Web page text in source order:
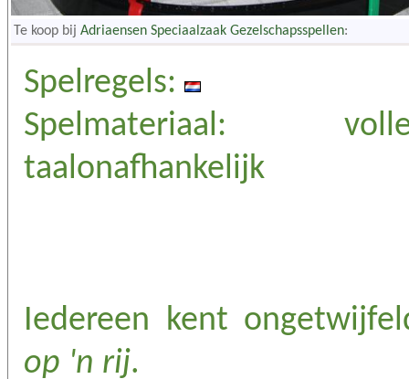
Te koop bij Adriaensen Speciaalzaak Gezelschapsspellen:
Spelregels:
Spelmateriaal:
taalonafhankelijk
Iedereen kent
op 'n rij.